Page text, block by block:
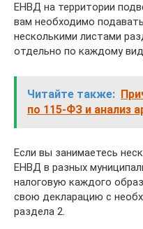
ЕНВД на территории
вам необходимо
несколькими листами
отдельно по каждому
Читайте также:
по 115‑ФЗ и анализ
Если вы занимаетесь
ЕНВД в разных
налоговую каждого
свою декларацию с
раздела 2.